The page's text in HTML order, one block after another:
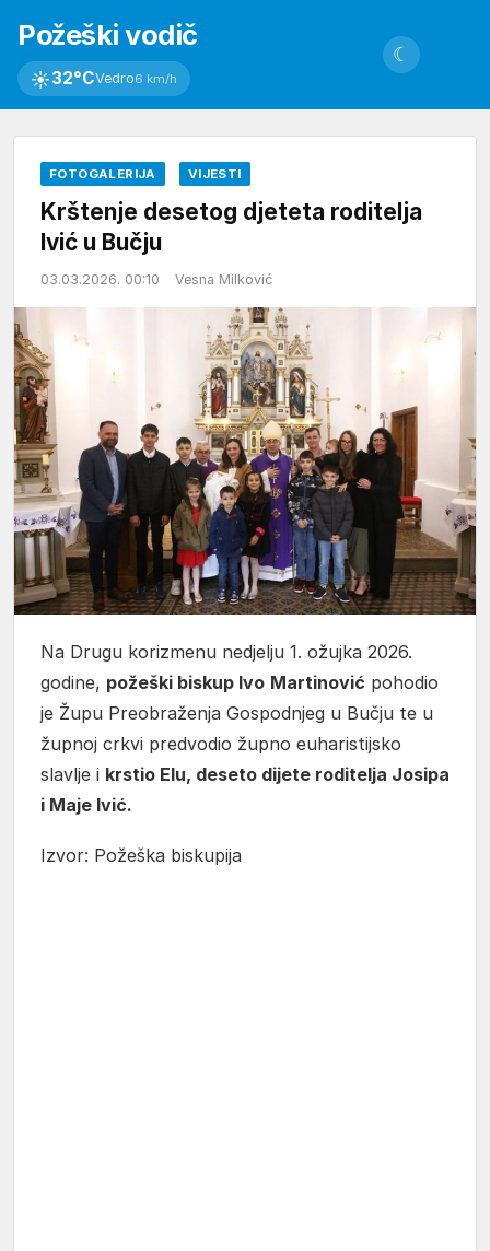
Požeški vodič
☀32°CVedro6 km/h
☾
FOTOGALERIJA VIJESTI
Krštenje desetog djeteta roditelja
Ivić u Bučju
03.03.2026. 00:10 Vesna Milković
Na Drugu korizmenu nedjelju 1. ožujka 2026.
godine, požeški biskup Ivo Martinović pohodio
je Župu Preobraženja Gospodnjeg u Bučju te u
župnoj crkvi predvodio župno euharistijsko
slavlje i krstio Elu, deseto dijete roditelja Josipa
i Maje Ivić.
Izvor: Požeška biskupija